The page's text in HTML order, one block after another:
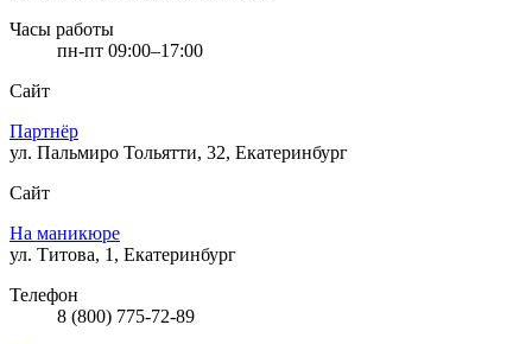
Часы работы
пн-пт 09:00–17:00
Сайт
Партнёр
ул. Пальмиро Тольятти, 32, Екатеринбург
Сайт
На маникюре
ул. Титова, 1, Екатеринбург
Телефон
8 (800) 775-72-89